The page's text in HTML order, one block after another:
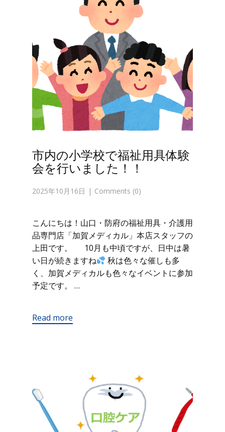
市内の小学校で福祉用具体験
会を行いました！！
2025年10月16日 Comments (0)
こんにちは！山口・防府の福祉用具・介護用
品専門店「加賀メディカル」本店スタッフの
上田です。 10月も中頃ですが、日中は暑
い日が続きますね
秋は色々な催しも多
く、加賀メディカルも色々なイベントに参加
予定です。 …
Read more